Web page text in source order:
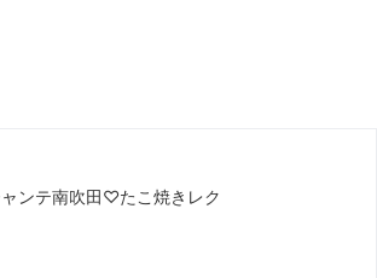
ンテ南吹田♡たこ焼きレク